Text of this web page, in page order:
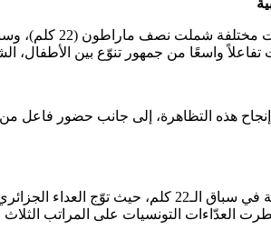
تفاعلاً واسعًا من جمهور تنوّع بين
في إنجاح هذه التظاهرة، إلى جانب حضور
شهد خط النهاية تنافسًا قويًا، خاصة
العدّاءات التونسيات على المراتب